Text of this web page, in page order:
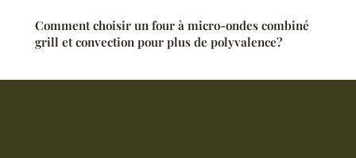
Comment choisir un four à micro-ondes combiné
grill et convection pour plus de polyvalence?